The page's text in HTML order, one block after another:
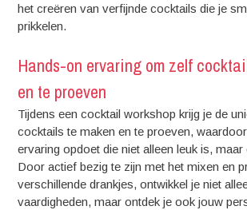
het creëren van verfijnde cocktails die je
prikkelen.
Hands-on ervaring om zelf
en te proeven
Tijdens een cocktail workshop krijg je de
cocktails te maken en te proeven,
ervaring opdoet die niet alleen leuk is,
Door actief bezig te zijn met het mixen en
verschillende drankjes, ontwikkel je niet
vaardigheden, maar ontdek je ook jouw